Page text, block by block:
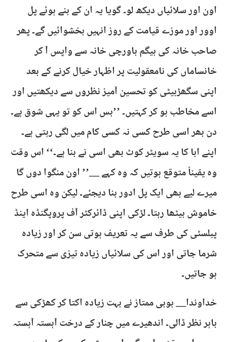
اون اور سلائیاں دیکھ لو۔ گویا یہ ان کے بنے ہوئے پل
اوور اور موزے قیامت کے روز انہیں بخشوائیں گے۔ پھر
صاحب خانہ کی بیگم باورچی خانہ سے واپس آ کر
خانساماں کی نامعقولیت پر اظہار خیال کرنے کے بعد
اپنی سگھڑبیٹی کو تحسین آمیز نظروں سے دیکھتیں اور
اسے مخاطب ہو کر کہتیں۔ ’’بس اس کو تو یہی شوق ہے۔
دن بھر اسی طرح کسی نہ کسی کام میں لگی رہتی ہے۔
اپنے ابا کا یہ سویٹر کوٹ بھی اسی نے بنا ہے۔‘‘ اس وقت
وہ یقیناً متوقع ہوتیں کہ وہ کہے __’’ اون منگوا دوں گا
میرے لیے بھی ایک پل ادور بنا دیجئے۔ لیکن وہ اسی طرح
خاموش بیٹھا رہتا۔ لڑکی اپنی ڈائرکٹر آف پروپگنڈہ اینڈ
پبلسٹی کی طرف سے یہ تعریف ہوتی سن کر اور زیادہ
شرما جاتی اور اس کی سلائیاں زیادہ تیزی سے متحرک
ہو جاتیں۔
خداوندا__ بوبی ممتاز نے بہت زیادہ اکتا کر کھڑکی سے
باہر نظر ڈالی۔ اندھیرے میں چنار کے درخت آہستہ آہستہ